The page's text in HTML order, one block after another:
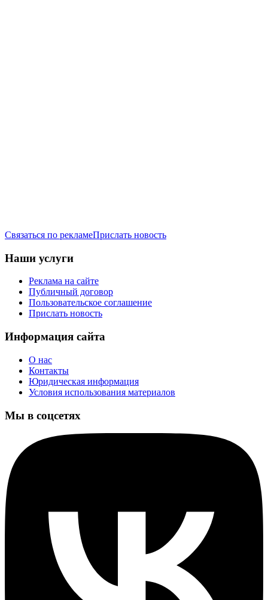
Связаться по рекламеПрислать новость
Наши услуги
Реклама на сайте
Публичный договор
Пользовательское соглашение
Прислать новость
Информация сайта
О нас
Контакты
Юридическая информация
Условия использования материалов
Мы в соцсетях